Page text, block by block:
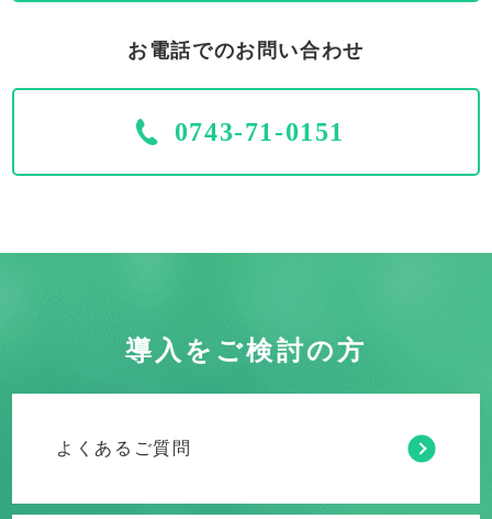
お電話でのお問い合わせ
0743-71-0151
導入をご検討の方
よくあるご質問